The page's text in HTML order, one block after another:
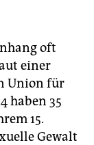
oft
einer
Union für
haben 35
15.
Gewalt